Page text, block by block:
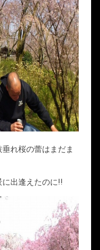
れ桜の蕾はまだま
出逢えたのに!!